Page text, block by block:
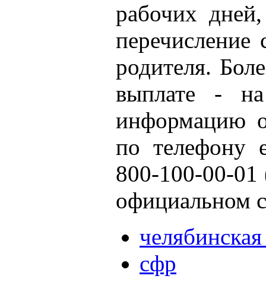
рабочих
перечисление
родителя.
выплате -
информацию
по телефону
800-
официальном
сфр